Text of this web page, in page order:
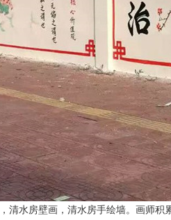
清水房壁画，清水房手绘墙。画师积